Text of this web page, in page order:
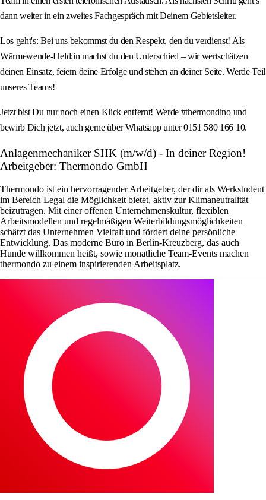
dann weiter in ein zweites Fachgespräch mit Deinem Gebietsleiter.
Los geht's: Bei uns bekommst du den Respekt, den du verdienst! Als
Wärmewende-Held:in machst du den Unterschied – wir wertschätzen
deinen Einsatz, feiern deine Erfolge und stehen an deiner Seite. Werde Teil
unseres Teams!
Jetzt bist Du nur noch einen Klick entfernt! Werde #thermondino und
bewirb Dich jetzt, auch gerne über Whatsapp unter 0151 580 166 10.
Anlagenmechaniker SHK (m/w/d) - In deiner Region!
Arbeitgeber: Thermondo GmbH
Thermondo ist ein hervorragender Arbeitgeber, der dir als Werkstudent
im Bereich Legal die Möglichkeit bietet, aktiv zur Klimaneutralität
beizutragen. Mit einer offenen Unternehmenskultur, flexiblen
Arbeitsmodellen und regelmäßigen Weiterbildungsmöglichkeiten
schätzt das Unternehmen Vielfalt und fördert deine persönliche
Entwicklung. Das moderne Büro in Berlin-Kreuzberg, das auch
Hunde willkommen heißt, sowie monatliche Team-Events machen
thermondo zu einem inspirierenden Arbeitsplatz.